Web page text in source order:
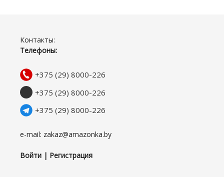
Контакты:
Телефоны:
+375 (29) 8000-226
+375 (29) 8000-226
+375 (29) 8000-226
e-mail: zakaz@amazonka.by
Войти | Регистрация